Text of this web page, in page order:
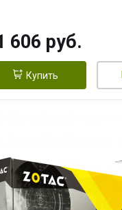
606 руб.
Купить